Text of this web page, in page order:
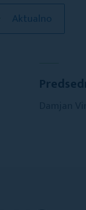
Aktualno